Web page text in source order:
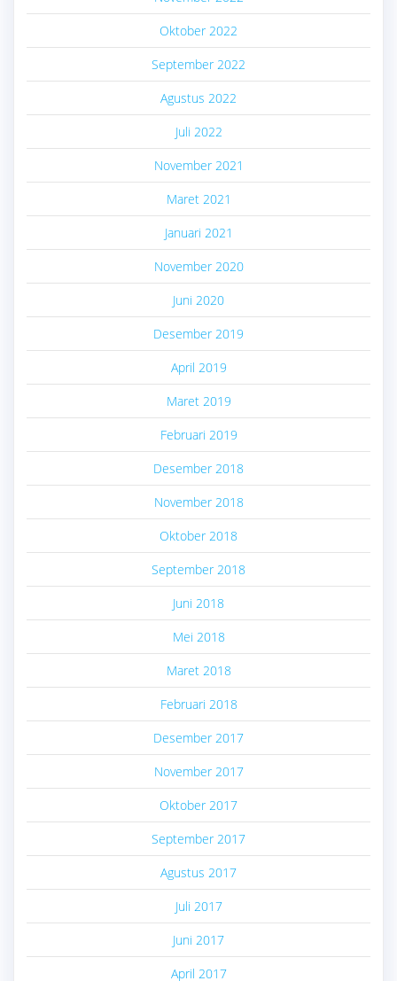
Oktober 2022
September 2022
Agustus 2022
Juli 2022
November 2021
Maret 2021
Januari 2021
November 2020
Juni 2020
Desember 2019
April 2019
Maret 2019
Februari 2019
Desember 2018
November 2018
Oktober 2018
September 2018
Juni 2018
Mei 2018
Maret 2018
Februari 2018
Desember 2017
November 2017
Oktober 2017
September 2017
Agustus 2017
Juli 2017
Juni 2017
April 2017